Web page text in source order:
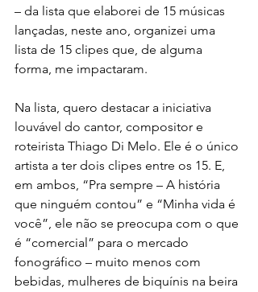
– da lista que elaborei de 15 músicas
lançadas, neste ano, organizei uma
lista de 15 clipes que, de alguma
forma, me impactaram.
Na lista, quero destacar a iniciativa
louvável do cantor, compositor e
roteirista Thiago Di Melo. Ele é o único
artista a ter dois clipes entre os 15. E,
em ambos, “Pra sempre – A história
que ninguém contou” e “Minha vida é
você”, ele não se preocupa com o que
é “comercial” para o mercado
fonográfico – muito menos com
bebidas, mulheres de biquínis na beira